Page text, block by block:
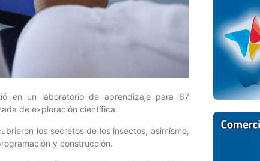
en un laboratorio de aprendizaje para 67
de exploración científica.
los secretos de los insectos, asimismo,
y construcción.